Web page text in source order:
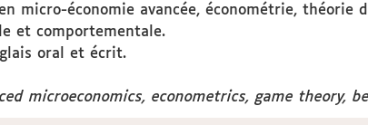
micro-économie avancée, économétrie, théorie
et comportementale.
oral et écrit.
microeconomics, econometrics, game theory,